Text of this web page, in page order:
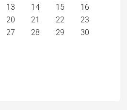
13 14 15
16
20 21 22
23
27 28 29
30